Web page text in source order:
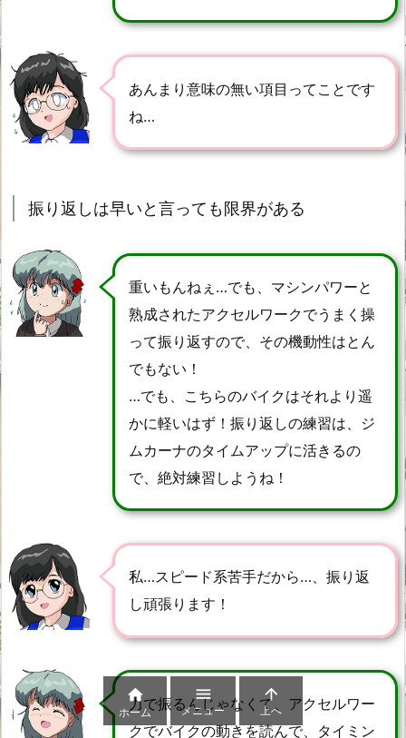
あんまり意味の無い項目ってことです
ね…
振り返しは早いと言っても限界がある
重いもんねぇ…でも、マシンパワーと
熟成されたアクセルワークでうまく操
って振り返すので、その機動性はとん
でもない！
…でも、こちらのバイクはそれより遥
かに軽いはず！振り返しの練習は、ジ
ムカーナのタイムアップに活きるの
で、絶対練習しようね！
私…スピード系苦手だから…、振り返
し頑張ります！
力で振るんじゃなくて、アクセルワー
クでバイクの動きを読んで、タイミン

ホーム

メニュー

上へ